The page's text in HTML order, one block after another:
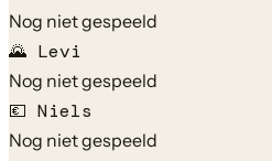
Nog niet gespeeld
🌄 Levi
Nog niet gespeeld
💶 Niels
Nog niet gespeeld